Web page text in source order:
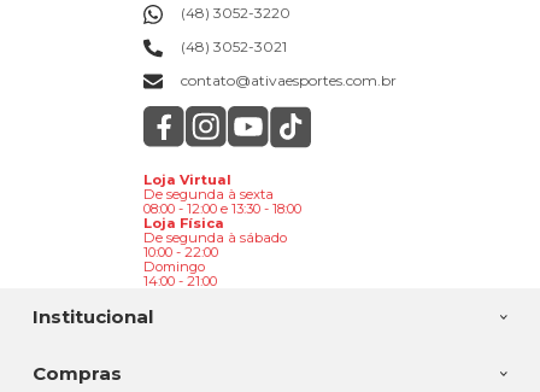
Institucional
Compras
(48) 3052-3220
(48) 3052-3021
contato@ativaesportes.com.br
Loja Virtual
De segunda à sexta
08:00 - 12:00 e 13:30 - 18:00
Loja Física
De segunda à sábado
10:00 - 22:00
Domingo
14:00 - 21:00